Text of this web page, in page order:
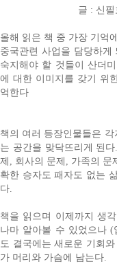
글 : 신필
올해 읽은 책 중 가장 기억
중국관련 사업을 담당하게
숙지해야 할 것들이 산더
에 대한 이미지를 갖기 위
억한다
책의 여러 등장인물들은
는 공간을 맞닥뜨리게 된
제, 회사의 문제, 가족의 문
확한 승자도 패자도 없는
다.
책을 읽으며 이제까지 생
나마 알아볼 수 있었으나
도 결국에는 새로운 기회
가 머리와 가슴에 남는다.